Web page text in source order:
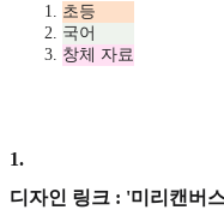
초등
국어
창체 자료
1.
디자인 링크 : '미리캔버